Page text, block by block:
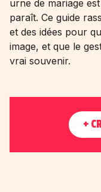
urne de mariage
paraît. Ce guide
et des idées pour
image, et que le
vrai souvenir.
+